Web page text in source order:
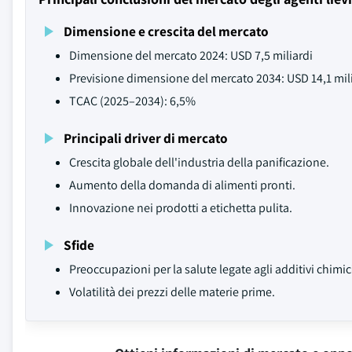
Dimensione e crescita del mercato
Dimensione del mercato 2024: USD 7,5 miliardi
Previsione dimensione del mercato 2034: USD 14,1
TCAC (2025–2034): 6,5%
Principali driver di mercato
Crescita globale dell'industria della panificazione.
Aumento della domanda di alimenti pronti.
Innovazione nei prodotti a etichetta pulita.
Sfide
Preoccupazioni per la salute legate agli additivi
Volatilità dei prezzi delle materie prime.